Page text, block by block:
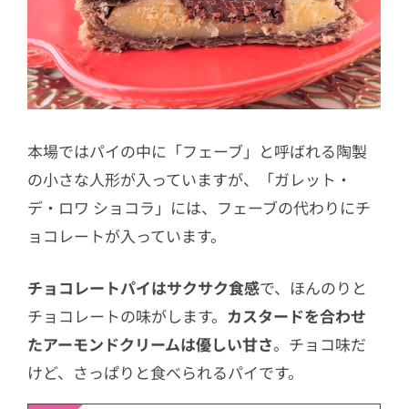
本場ではパイの中に「フェーブ」と呼ばれる陶製
の小さな人形が入っていますが、「ガレット・
デ・ロワ ショコラ」には、フェーブの代わりにチ
ョコレートが入っています。
チョコレートパイはサクサク食感で、ほんのりと
チョコレートの味がします。 カスタードを合わせ
たアーモンドクリームは優しい甘さ。チョコ味だ
けど、さっぱりと食べられるパイです。